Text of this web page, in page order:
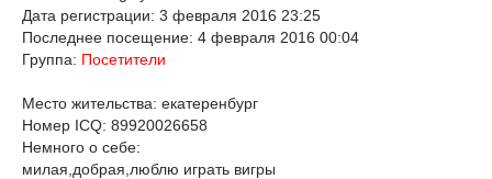
Дата регистрации: 3 февраля 2016 23:25
Последнее посещение: 4 февраля 2016 00:04
Группа: Посетители
Место жительства: екатеренбург
Номер ICQ: 89920026658
Немного о себе:
милая,добрая,люблю играть вигры